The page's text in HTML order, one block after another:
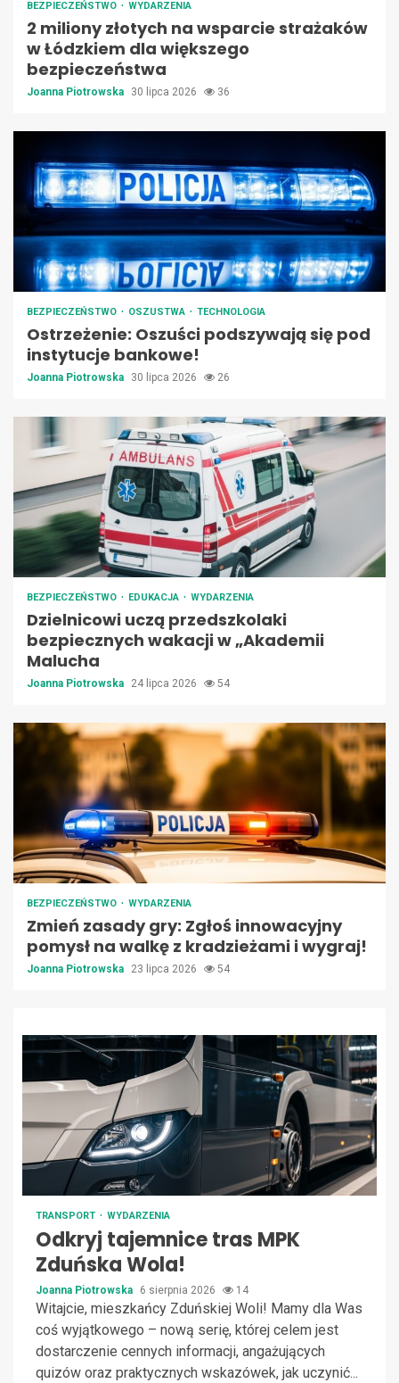
BEZPIECZEŃSTWO WYDARZENIA
2 miliony złotych na wsparcie strażaków
w Łódzkiem dla większego
bezpieczeństwa
Joanna Piotrowska 30 lipca 2026 36
BEZPIECZEŃSTWO OSZUSTWA TECHNOLOGIA
Ostrzeżenie: Oszuści podszywają się pod
instytucje bankowe!
Joanna Piotrowska 30 lipca 2026 26
BEZPIECZEŃSTWO EDUKACJA WYDARZENIA
Dzielnicowi uczą przedszkolaki
bezpiecznych wakacji w „Akademii
Malucha
Joanna Piotrowska 24 lipca 2026 54
BEZPIECZEŃSTWO WYDARZENIA
Zmień zasady gry: Zgłoś innowacyjny
pomysł na walkę z kradzieżami i wygraj!
Joanna Piotrowska 23 lipca 2026 54
TRANSPORT WYDARZENIA
Odkryj tajemnice tras MPK
Zduńska Wola!
Joanna Piotrowska 6 sierpnia 2026 14
Witajcie, mieszkańcy Zduńskiej Woli! Mamy dla Was
coś wyjątkowego – nową serię, której celem jest
dostarczenie cennych informacji, angażujących
quizów oraz praktycznych wskazówek, jak uczynić...